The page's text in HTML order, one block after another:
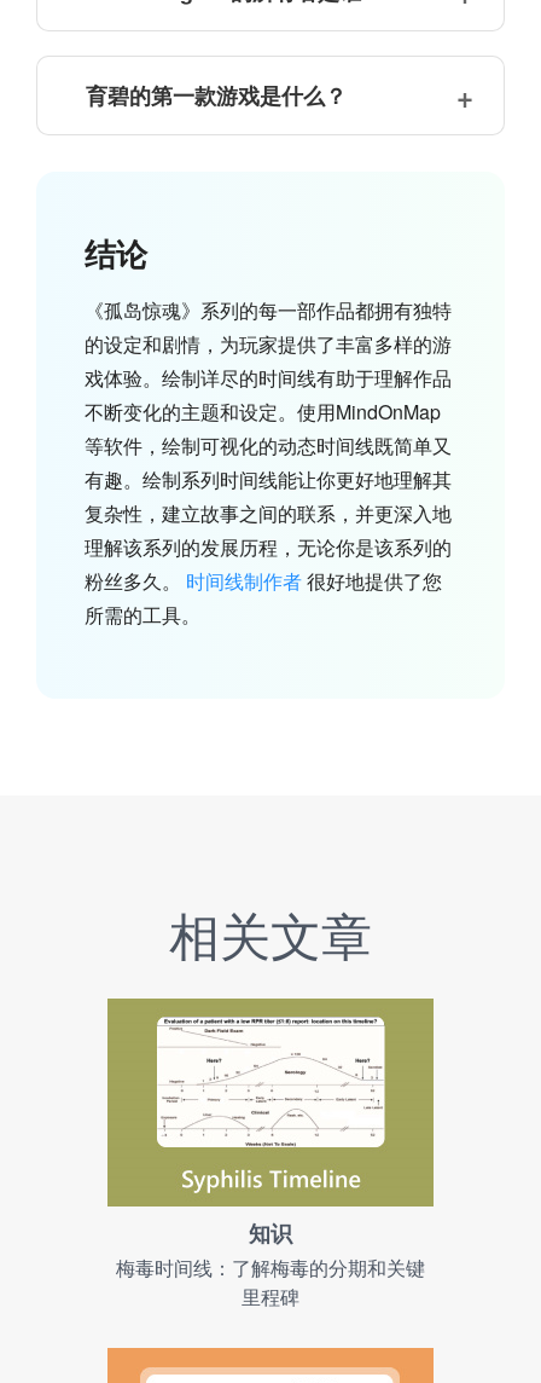
育碧的第一款游戏是什么？
结论
《孤岛惊魂》系列的每一部作品都拥有独特
的设定和剧情，为玩家提供了丰富多样的游
戏体验。绘制详尽的时间线有助于理解作品
不断变化的主题和设定。使用MindOnMap
等软件，绘制可视化的动态时间线既简单又
有趣。绘制系列时间线能让你更好地理解其
复杂性，建立故事之间的联系，并更深入地
理解该系列的发展历程，无论你是该系列的
粉丝多久。 时间线制作者很好地提供了您
所需的工具。
相关文章
知识
梅毒时间线：了解梅毒的分期和关键
里程碑